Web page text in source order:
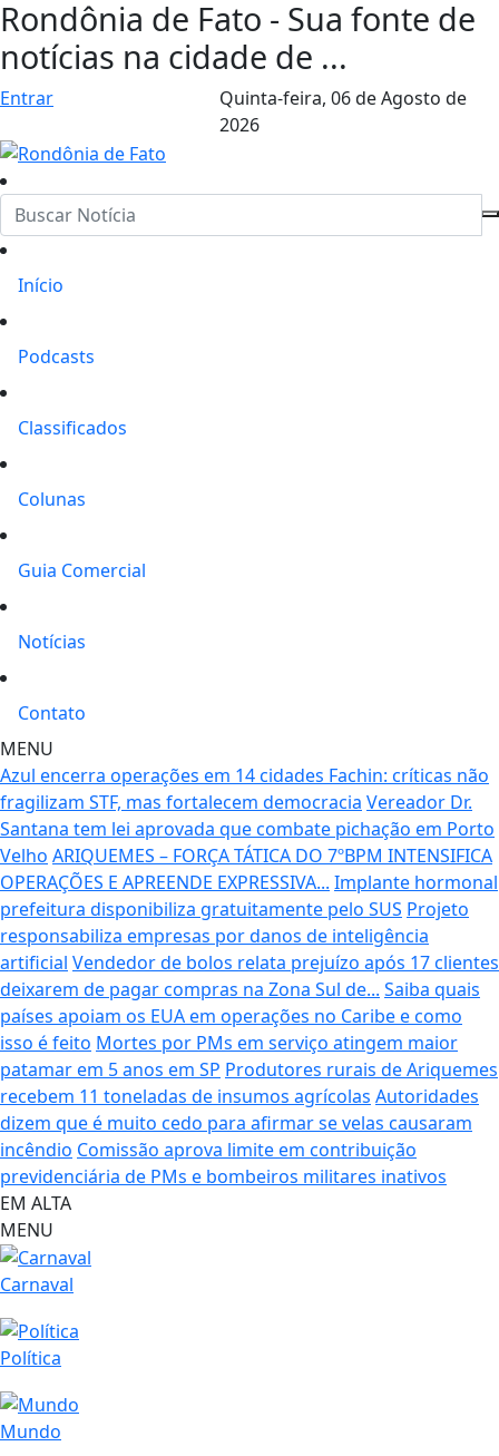
Rondônia de Fato - Sua fonte de
notícias na cidade de ...
Entrar Quinta-feira, 06 de Agosto de
2026
Início
Podcasts
Classificados
Colunas
Guia Comercial
Notícias
Contato
MENU
Azul encerra operações em 14 cidades Fachin: críticas não
fragilizam STF, mas fortalecem democracia Vereador Dr.
Santana tem lei aprovada que combate pichação em Porto
Velho ARIQUEMES – FORÇA TÁTICA DO 7ºBPM INTENSIFICA
OPERAÇÕES E APREENDE EXPRESSIVA... Implante hormonal
prefeitura disponibiliza gratuitamente pelo SUS Projeto
responsabiliza empresas por danos de inteligência
artificial Vendedor de bolos relata prejuízo após 17 clientes
deixarem de pagar compras na Zona Sul de... Saiba quais
países apoiam os EUA em operações no Caribe e como
isso é feito Mortes por PMs em serviço atingem maior
patamar em 5 anos em SP Produtores rurais de Ariquemes
recebem 11 toneladas de insumos agrícolas Autoridades
dizem que é muito cedo para afirmar se velas causaram
incêndio Comissão aprova limite em contribuição
previdenciária de PMs e bombeiros militares inativos
EM ALTA
MENU
Carnaval
Política
Mundo